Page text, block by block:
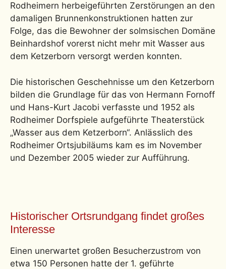
Rodheimern herbeigeführten Zerstörungen an den
damaligen Brunnenkonstruktionen hatten zur
Folge, das die Bewohner der solmsischen Domäne
Beinhardshof vorerst nicht mehr mit Wasser aus
dem Ketzerborn versorgt werden konnten.
Die historischen Geschehnisse um den Ketzerborn
bilden die Grundlage für das von Hermann Fornoff
und Hans-Kurt Jacobi verfasste und 1952 als
Rodheimer Dorfspiele aufgeführte Theaterstück
„Wasser aus dem Ketzerborn“. Anlässlich des
Rodheimer Ortsjubiläums kam es im November
und Dezember 2005 wieder zur Aufführung.
Historischer Ortsrundgang findet großes
Interesse
Einen unerwartet großen Besucherzustrom von
etwa 150 Personen hatte der 1. geführte